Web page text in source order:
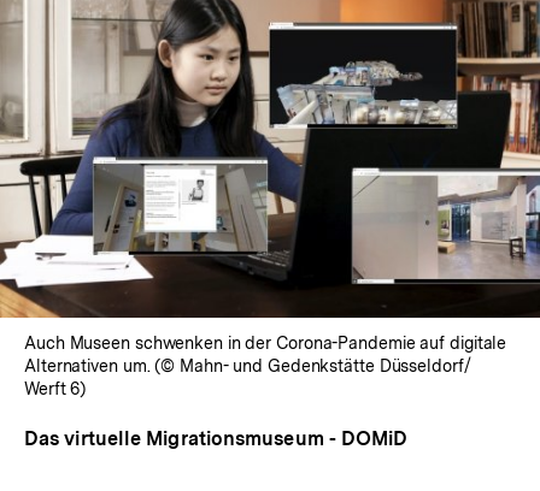
Auch Museen schwenken in der Corona-Pandemie auf digitale
Alternativen um. (© Mahn- und Gedenkstätte Düsseldorf/
Werft 6)
Das virtuelle Migrationsmuseum - DOMiD